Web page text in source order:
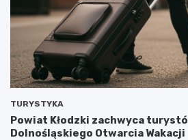
TURYSTYKA
Powiat Kłodzki zachwyca
Dolnośląskiego Otwarcia Wakacji